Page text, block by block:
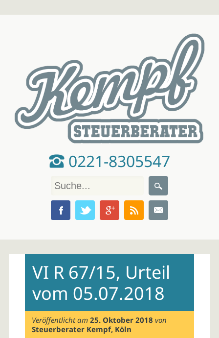
0221-8305547
contentVI R 67/15, Urteil
vom 05.07.2018
Veröffentlicht am25. Oktober 2018 von
Steuerberater Kempf, Köln